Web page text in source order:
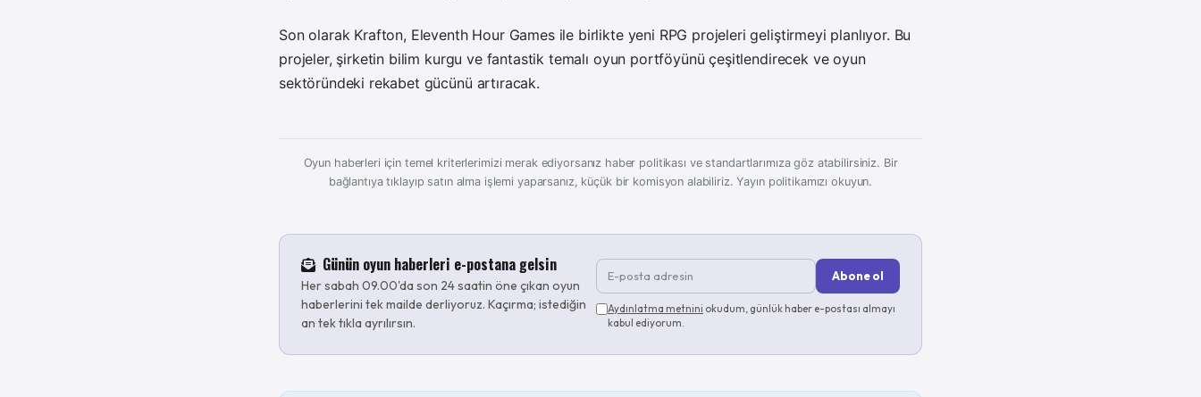
Son olarak Krafton, Eleventh Hour Games ile birlikte yeni RPG projeleri geliştirmeyi planlıyor. Bu
projeler, şirketin bilim kurgu ve fantastik temalı oyun portföyünü çeşitlendirecek ve oyun
sektöründeki rekabet gücünü artıracak.
Oyun haberleri için temel kriterlerimizi merak ediyorsanız haber politikası ve standartlarımıza göz atabilirsiniz. Bir
bağlantıya tıklayıp satın alma işlemi yaparsanız, küçük bir komisyon alabiliriz.Yayın politikamızı okuyun.
Günün oyun haberleri e-postana gelsin
Her sabah 09.00'da son 24 saatin öne çıkan oyun
haberlerini tek mailde derliyoruz. Kaçırma; istediğin
an tek tıkla ayrılırsın.
Abone ol
Aydınlatma metnini okudum, günlük haber e-postası almayı
kabul ediyorum.